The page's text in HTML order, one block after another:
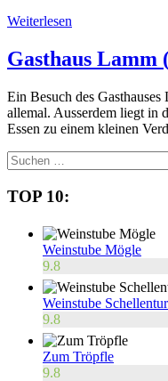
Weiterlesen
Gasthaus
Ein Besuch des
allemal. Ausserdem liegt in
Essen zu einem kleinen
Suchen
nach:
TOP 10:
Weinstube Mögle
9.8
Weinstube
9.8
Zum Tröpfle
9.8